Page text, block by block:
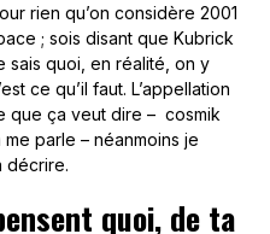
rien qu’on considère 2001
; sois disant que Kubrick
sais quoi, en réalité, on y
ce qu’il faut. L’appellation
que ça veut dire – cosmik
parle – néanmoins je
décrire.
quoi, de ta